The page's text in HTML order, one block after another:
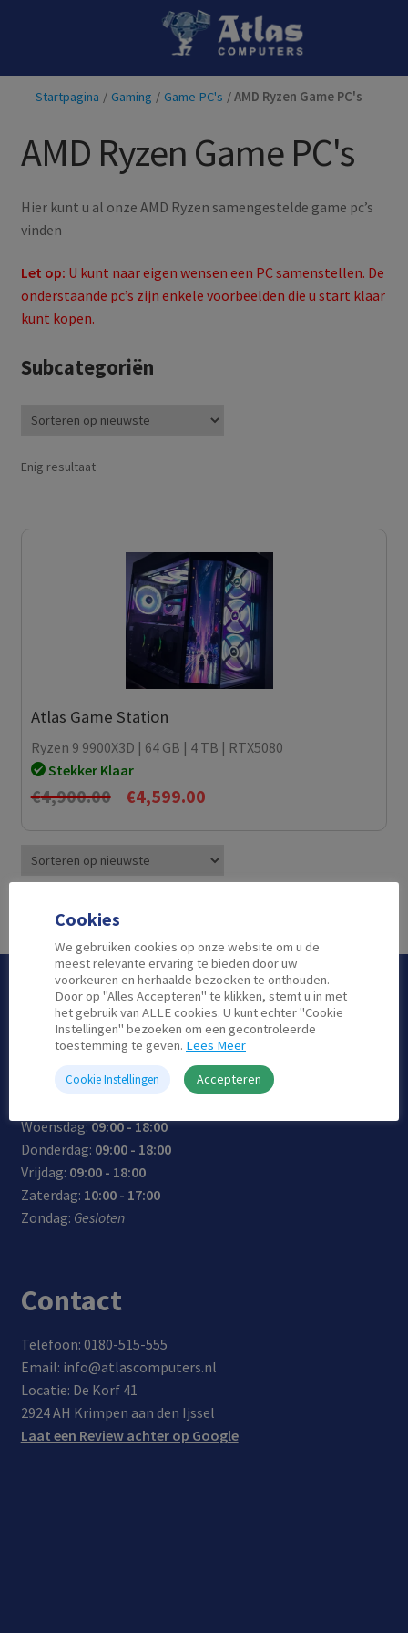
Ga
naar
Ga
de
Startpagina / Gaming / Game PC's /AMD Ryzen Game PC's
AMD Ryzen Game PC's
Hier kunt u al onze AMD Ryzen samengestelde game pc’s
vinden
Let op: U kunt naar eigen wensen een PC samenstellen. De
onderstaande pc’s zijn enkele voorbeelden die u start klaar
kunt kopen.
Subcategoriën
Enig resultaat
Atlas Game Station
€4,900.00
Oorspronkelijke
was:
€4,900.00.
€4,599.00
is:
€4,599.00.
Ryzen 9 9900X3D | 64 GB | 4 TB | RTX5080
Stekker Klaar
Openingstijden
Maandag:10:00 - 18:00
Woensdag:09:00 - 18:00
Donderdag: 09:00 - 18:00
Vrijdag: 09:00 - 18:00
Zaterdag: 10:00 - 17:00
Zondag: Gesloten
Contact
Telefoon: 0180-515-555
Email: info@atlascomputers.nl
Locatie: De Korf 41
2924 AH Krimpen aan den Ijssel
Laat een Review achter op Google
Cookies
We gebruiken cookies op onze website om u de
meest relevante ervaring te bieden door uw
voorkeuren en herhaalde bezoeken te onthouden.
Door op "Alles Accepteren" te klikken, stemt u in met
het gebruik van ALLE cookies. U kunt echter "Cookie
Instellingen" bezoeken om een gecontroleerde
toestemming te geven. Lees Meer
Cookie Instellingen Accepteren